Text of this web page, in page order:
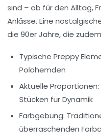
sind – ob für den Alltag,
Anlässe. Eine
die 90er Jahre, die
Typische Preppy
Polohemden
Aktuelle Proportionen:
Stücken für Dynamik
Farbgebung:
überraschenden